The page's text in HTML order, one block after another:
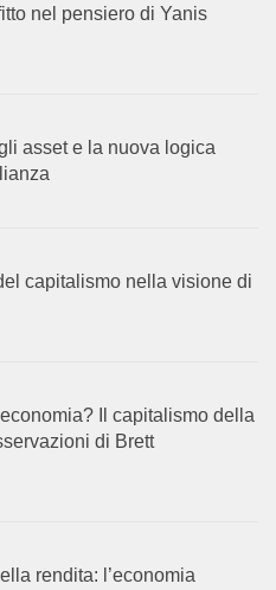
nel pensiero di Yanis
asset e la nuova logica
capitalismo nella visione di
Il capitalismo della
di Brett
rendita: l’economia